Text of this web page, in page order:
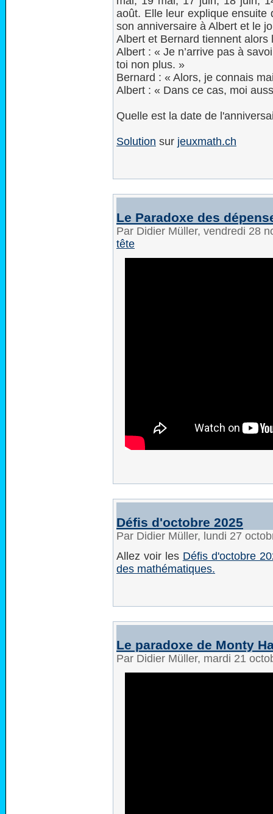
août. Elle leur explique ensuite
son anniversaire à Albert et le
Albert et Bernard tiennent alors
Albert : « Je n’arrive pas à
toi non plus. »
Bernard : « Alors, je connais
Albert : « Dans ce cas, moi
Quelle est la date de
Solution sur jeuxmath.ch
Le Paradoxe des
Par Didier Müller, vendredi 28
tête
Défis d'octobre 2025
Par Didier Müller, lundi 27
Allez voir les Défis d'octobre
des mathématiques.
Le paradoxe de Monty
Par Didier Müller, mardi 21